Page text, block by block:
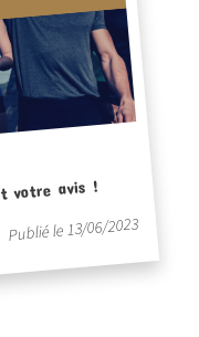
votre avis !
Publié le 13/06/2023